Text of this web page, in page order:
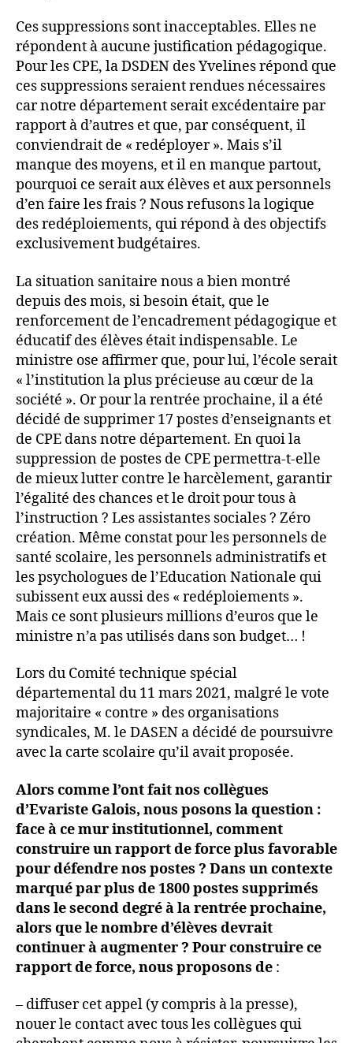
Ces suppressions sont inacceptables. Elles ne
répondent à aucune justification pédagogique.
Pour les CPE, la DSDEN des Yvelines répond que
ces suppressions seraient rendues nécessaires
car notre département serait excédentaire par
rapport à d’autres et que, par conséquent, il
conviendrait de « redéployer ». Mais s’il
manque des moyens, et il en manque partout,
pourquoi ce serait aux élèves et aux personnels
d’en faire les frais ? Nous refusons la logique
des redéploiements, qui répond à des objectifs
exclusivement budgétaires.
La situation sanitaire nous a bien montré
depuis des mois, si besoin était, que le
renforcement de l’encadrement pédagogique et
éducatif des élèves était indispensable. Le
ministre ose affirmer que, pour lui, l’école serait
« l’institution la plus précieuse au cœur de la
société ». Or pour la rentrée prochaine, il a été
décidé de supprimer 17 postes d’enseignants et
de CPE dans notre département. En quoi la
suppression de postes de CPE permettra-t-elle
de mieux lutter contre le harcèlement, garantir
l’égalité des chances et le droit pour tous à
l’instruction ? Les assistantes sociales ? Zéro
création. Même constat pour les personnels de
santé scolaire, les personnels administratifs et
les psychologues de l’Education Nationale qui
subissent eux aussi des « redéploiements ».
Mais ce sont plusieurs millions d’euros que le
ministre n’a pas utilisés dans son budget… !
Lors du Comité technique spécial
départemental du 11 mars 2021, malgré le vote
majoritaire « contre » des organisations
syndicales, M. le DASEN a décidé de poursuivre
avec la carte scolaire qu’il avait proposée.
Alors comme l’ont fait nos collègues
d’Evariste Galois, nous posons la question :
face à ce mur institutionnel, comment
construire un rapport de force plus favorable
pour défendre nos postes ? Dans un contexte
marqué par plus de 1800 postes supprimés
dans le second degré à la rentrée prochaine,
alors que le nombre d’élèves devrait
continuer à augmenter ? Pour construire ce
rapport de force, nous proposons de :
– diffuser cet appel (y compris à la presse),
nouer le contact avec tous les collègues qui